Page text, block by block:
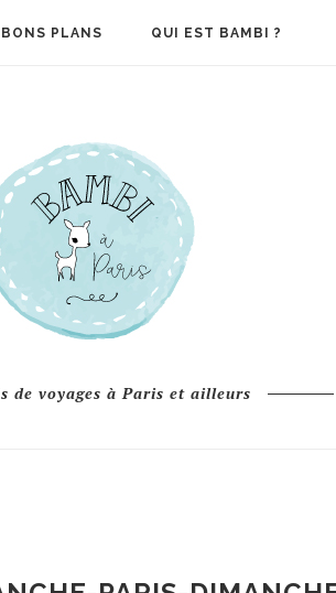
BONS PLANS QUI EST BAMBI ?
de voyages à Paris et ailleurs